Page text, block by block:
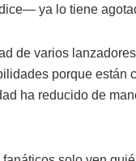
ya lo tiene
de varios
porque están
ha reducido de